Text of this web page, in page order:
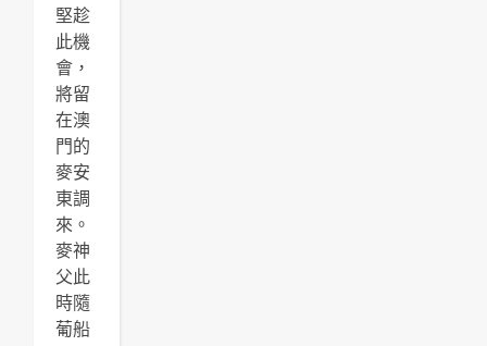
堅趁
此機
會，
將留
在澳
門的
麥安
東調
來。
麥神
父此
時隨
葡船